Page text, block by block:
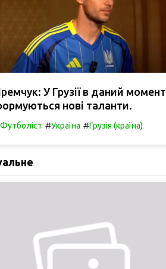
У Грузії в даний момент
нові таланти.
Футболіст #Україна #Грузія (країна)